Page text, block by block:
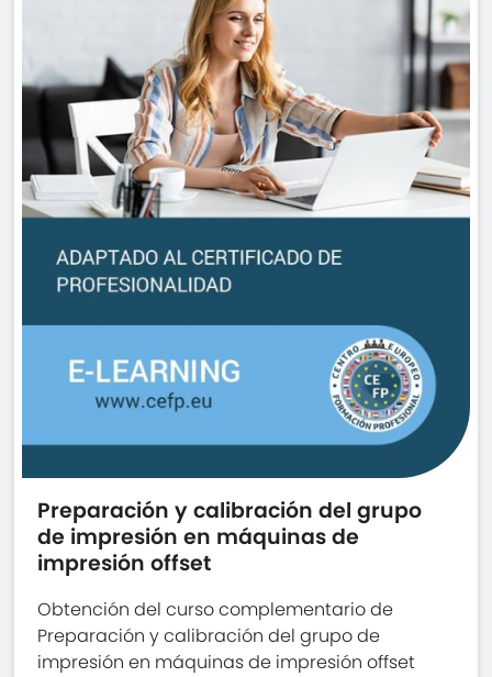
Preparación y calibración del grupo
de impresión en máquinas de
impresión offset
Obtención del curso complementario de
Preparación y calibración del grupo de
impresión en máquinas de impresión offset